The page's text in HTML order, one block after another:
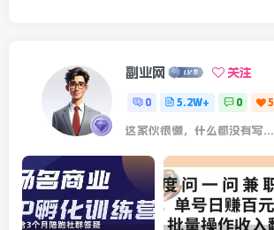
副业网 关注
0 5.2W+ 0 5
这家伙很懒，什么都没有写...